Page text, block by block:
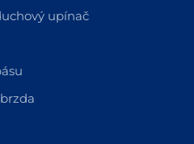
upínač